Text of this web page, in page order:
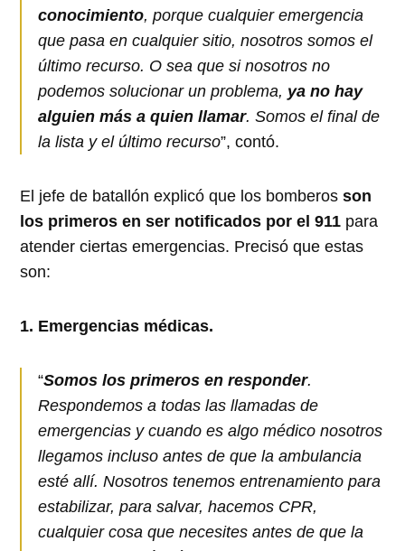
conocimiento, porque cualquier emergencia
que pasa en cualquier sitio, nosotros somos el
último recurso. O sea que si nosotros no
podemos solucionar un problema, ya no hay
alguien más a quien llamar. Somos el final de
la lista y el último recurso”, contó.
El jefe de batallón explicó que los bomberosson
los primeros en ser notificados por el 911 para
atender ciertas emergencias. Precisó que estas
son:
1. Emergencias médicas.
“Somos los primeros en responder.
Respondemos a todas las llamadas de
emergencias y cuando es algo médico nosotros
llegamos incluso antes de que la ambulancia
esté allí. Nosotros tenemos entrenamiento para
estabilizar, para salvar, hacemos CPR,
cualquier cosa que necesites antes de que la